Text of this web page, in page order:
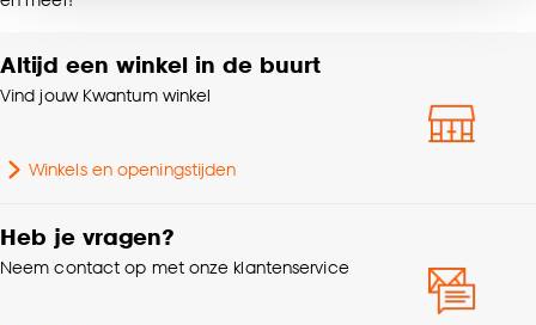
noodzakelijke cookies te accepteren. Je kunt er ook
accepteren door op ‘Cookies aanpassen’ te
klikken.
Goed om te weten is dat je deze keuze altijd nog
kan aanpassen, bekijk hiervoor onze
Breedte 5.5 CM
Aantal stuks
Altijd een winkel in de buurt
Vind jouw Kwantum winkel
Winkels en openingstijden
Heb je vragen?
Neem contact op met onze klantenservice